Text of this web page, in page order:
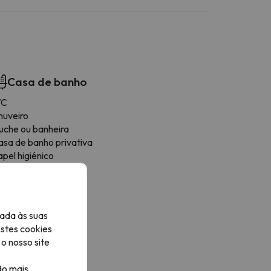
Casa de banho
ou banheira
de banho privativa
higiénico
ao nível do chão
às suas
cookies
nosso site
mais